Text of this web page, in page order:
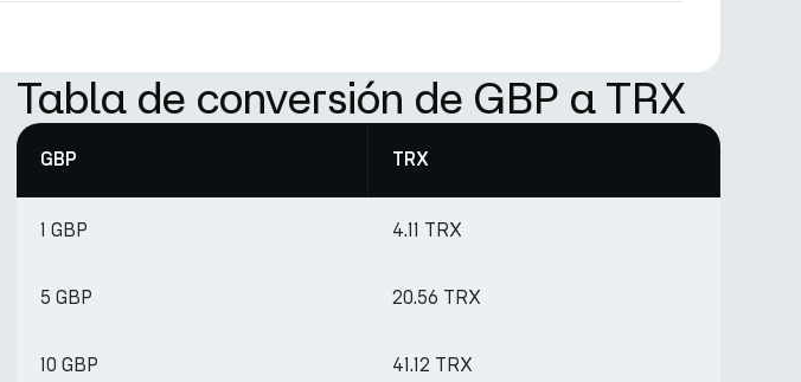
Tabla de conversión de GBP a TRX
GBP TRX
1 GBP 4.11 TRX
5 GBP 20.56 TRX
10 GBP 41.12 TRX